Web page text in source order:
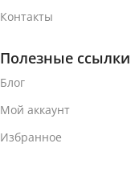
Контакты
Полезные ссылки
Блог
Мой аккаунт
Избранное